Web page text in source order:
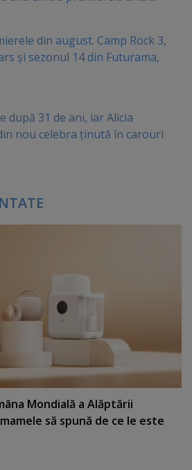
din august. Camp Rock 3,
și sezonul 14 din Futurama,
după 31 de ani, iar Alicia
nou celebra ținută în carouri
Mondială a Alăptării
să spună de ce le este